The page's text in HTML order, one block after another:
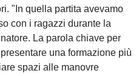
"In quella partita avevamo
con i ragazzi durante la
La parola chiave per
una formazione più
spazi alle manovre